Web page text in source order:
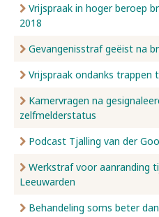
Vrijspraak in hoger beroep
2018
Gevangenisstraf geëist na
Vrijspraak ondanks trappen
Kamervragen na
zelfmelderstatus
Podcast Tjalling van der
Werkstraf voor aanranding
Leeuwarden
Behandeling soms beter